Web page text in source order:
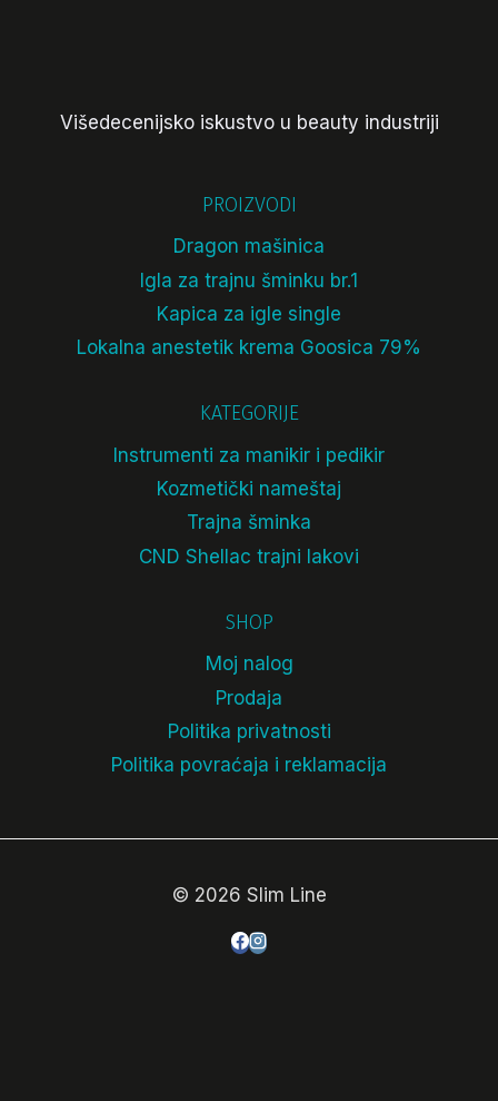
Višedecenijsko iskustvo u beauty industriji
PROIZVODI
Dragon mašinica
Igla za trajnu šminku br.1
Kapica za igle single
Lokalna anestetik krema Goosica 79%
KATEGORIJE
Instrumenti za manikir i pedikir
Kozmetički nameštaj
Trajna šminka
CND Shellac trajni lakovi
SHOP
Moj nalog
Prodaja
Politika privatnosti
Politika povraćaja i reklamacija
© 2026 Slim Line